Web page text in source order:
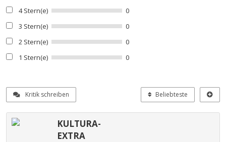
4 Stern(e)
0
3 Stern(e)
0
2 Stern(e)
0
1 Stern(e)
0
Kritik schreiben Beliebteste
KULTURA-
EXTRA